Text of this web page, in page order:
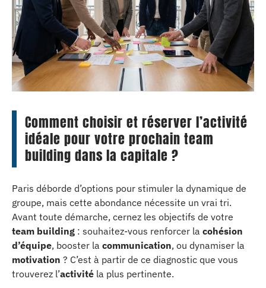
Comment choisir et réserver l’activité
idéale pour votre prochain team
building dans la capitale ?
Paris déborde d’options pour stimuler la dynamique de
groupe, mais cette abondance nécessite un vrai tri.
Avant toute démarche, cernez les objectifs de votre
team building : souhaitez-vous renforcer la cohésion
d’équipe, booster la communication, ou dynamiser la
motivation ? C’est à partir de ce diagnostic que vous
trouverez l’activité la plus pertinente.